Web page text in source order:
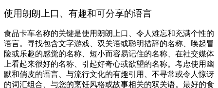
使用朗朗上口、有趣和可分享的语言
食品卡车名称的关键是使用朗朗上口、令人难忘和充满个性的
语言。寻找包含文字游戏、双关语或聪明措辞的名称、唤起冒
险或乐趣的感觉的名称、短小而容易记住的名称、在社交媒体
上看起来很好的名称、引起好奇心或欲望的名称。考虑使用幽
默和俏皮的语言、与流行文化的有趣引用、不寻常或令人惊讶
的词汇组合、与您的烹饪风格或故事相关的双关语。最好的食